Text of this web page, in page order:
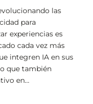
las
para
experiencias es
cada vez más
integren IA en sus
que también
en…